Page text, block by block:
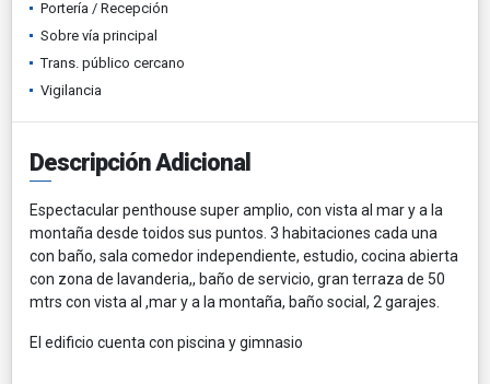
Portería / Recepción
Sobre vía principal
Trans. público cercano
Vigilancia
Descripción Adicional
Espectacular penthouse super amplio, con vista al mar y a la
montaña desde toidos sus puntos. 3 habitaciones cada una
con baño, sala comedor independiente, estudio, cocina abierta
con zona de lavanderia,, baño de servicio, gran terraza de 50
mtrs con vista al ,mar y a la montaña, baño social, 2 garajes.
El edificio cuenta con piscina y gimnasio